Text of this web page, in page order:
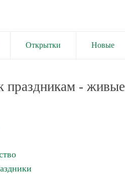
Открытки Новые
праздникам - живые